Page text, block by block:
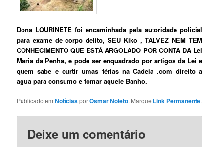
Dona LOURINETE foi encaminhada pela autoridade policial
para exame de corpo delito, SEU Kiko , TALVEZ NEM TEM
CONHECIMENTO QUE ESTÁ ARGOLADO POR CONTA DA Lei
Maria da Penha, e pode ser enquadrado por artigos da Lei e
quem sabe e curtir umas férias na Cadeia ,com direito a
agua para consumo e tomar aquele Banho.
Publicado emNotíciasporOsmar Noleto. Marque Link Permanente.
Deixe um comentário